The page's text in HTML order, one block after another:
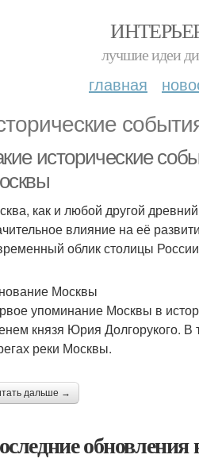
лучшие идеи
главная
исторические
как и любой другой
влияние на её
облик столицы
Москвы
упоминание Москвы в
князя Юрия Долгорукого.
реки Москвы.
дальше →
обновления